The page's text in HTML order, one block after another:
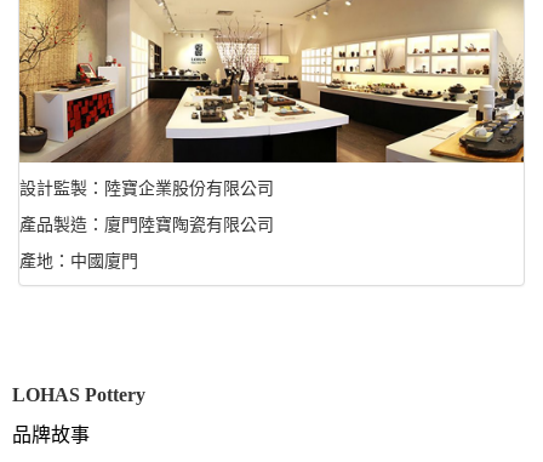
設計監製：陸寶企業股份有限公司
產品製造：廈門陸寶陶瓷有限公司
產地：中國廈門
LOHAS Pottery
品牌故事